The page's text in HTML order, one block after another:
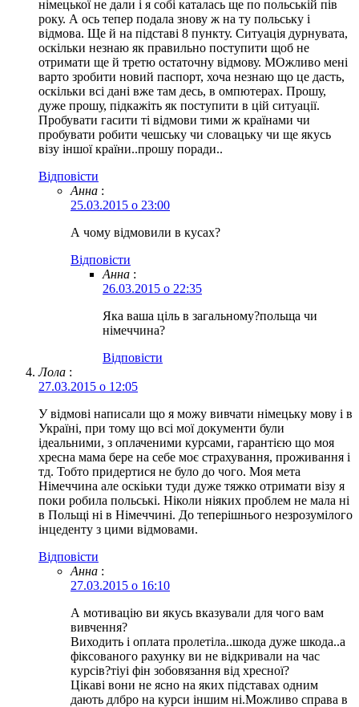
німецької не дали і я собі каталась ще по польській пів
року. А ось тепер подала знову ж на ту польську і
відмова. Ще й на підставі 8 пункту. Ситуація дурнувата,
оскільки незнаю як правильно поступити щоб не
отримати ще й третю остаточну відмову. МОжливо мені
варто зробити новий паспорт, хоча незнаю що це дасть,
оскільки всі дані вже там десь, в омпютерах. Прошу,
дуже прошу, підкажіть як поступити в цій ситуації.
Пробувати гасити ті відмови тими ж країнами чи
пробувати робити чешську чи словацьку чи ще якусь
візу іншої країни..прошу поради..
Відповіcти
Анна :
25.03.2015 о 23:00
А чому відмовили в кусах?
Відповіcти
Анна :
26.03.2015 о 22:35
Яка ваша ціль в загальному?польща чи
німеччина?
Відповіcти
Лола :
27.03.2015 о 12:05
У відмові написали що я можу вивчати німецьку мову і в
Україні, при тому що всі мої документи були
ідеальними, з оплаченими курсами, гарантією що моя
хресна мама бере на себе моє страхування, проживання і
тд. Тобто придертися не було до чого. Моя мета
Німеччина але оскіьки туди дуже тяжко отримати візу я
поки робила польські. Ніколи ніяких проблем не мала ні
в Польщі ні в Німеччині. До теперішнього незрозумілого
інцеденту з цими відмовами.
Відповіcти
Анна :
27.03.2015 о 16:10
А мотивацію ви якусь вказували для чого вам
вивчення?
Виходить і оплата пролетіла..шкода дуже шкода..а
фіксованого рахунку ви не відкривали на час
курсів?тіуі фін зобовязання від хресної?
Цікаві вони не ясно на яких підставах одним
дають длбро на курси іншим ні.Можливо справа в